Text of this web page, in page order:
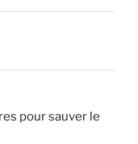
pour sauver le